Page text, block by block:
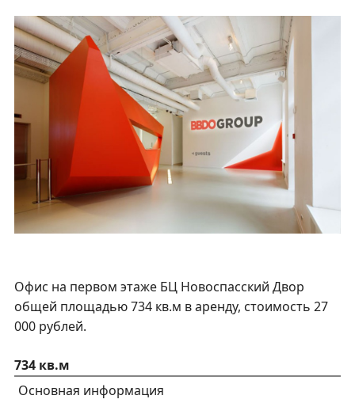
Офис на первом этаже БЦ Новоспасский Двор
общей площадью 734 кв.м в аренду, стоимость 27
000 рублей.
734 кв.м
Основная информация